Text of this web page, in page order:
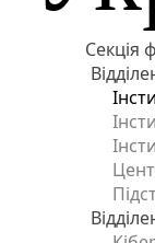
Секція